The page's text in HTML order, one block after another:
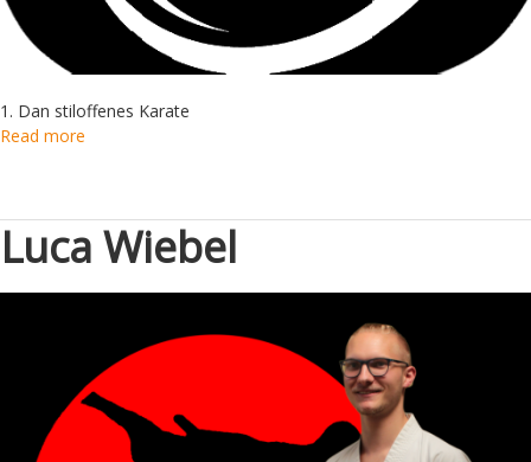
1. Dan stiloffenes Karate
Read more
Luca Wiebel